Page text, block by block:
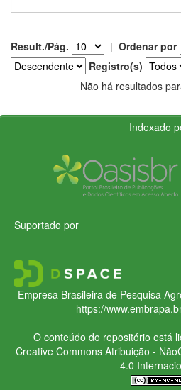
Result./Pág. | Ordenar por
Registro(s)
Não há resultados
Indexado
Suportado por
Empresa Brasileira de Pesquisa
https://
O conteúdo do repositório está
Creative CommonsAtribuição -
4.0